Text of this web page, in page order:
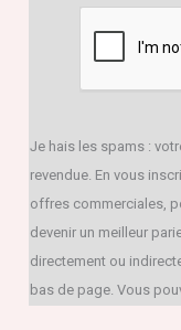
Je hais les spams :
revendue. En vous
offres commerciales,
devenir un meilleur
directement ou
bas de page. Vous